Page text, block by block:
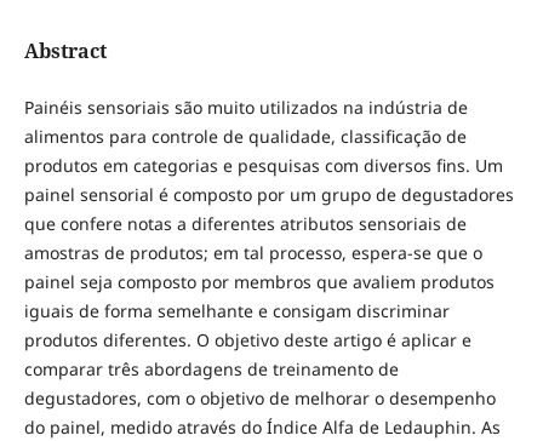
Abstract
Painéis sensoriais são muito utilizados na indústria de
alimentos para controle de qualidade, classificação de
produtos em categorias e pesquisas com diversos fins. Um
painel sensorial é composto por um grupo de degustadores
que confere notas a diferentes atributos sensoriais de
amostras de produtos; em tal processo, espera-se que o
painel seja composto por membros que avaliem produtos
iguais de forma semelhante e consigam discriminar
produtos diferentes. O objetivo deste artigo é aplicar e
comparar três abordagens de treinamento de
degustadores, com o objetivo de melhorar o desempenho
do painel, medido através do Índice Alfa de Ledauphin. As